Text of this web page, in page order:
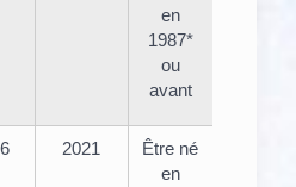
en
1987*
ou
avant
2021
Être né
en